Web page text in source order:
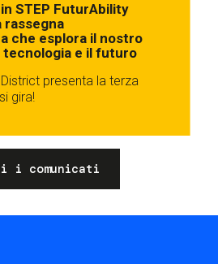
in STEP FuturAbility
rassegna
che esplora il nostro
tecnologia e il futuro
presenta la terza
gira!
i comunicati